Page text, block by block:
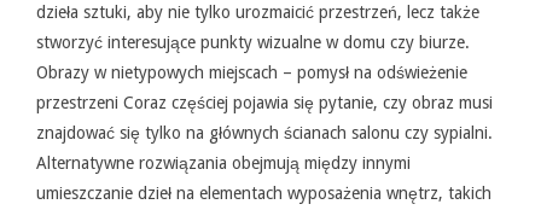
dzieła sztuki, aby nie tylko urozmaicić przestrzeń, lecz także
stworzyć interesujące punkty wizualne w domu czy biurze.
Obrazy w nietypowych miejscach – pomysł na odświeżenie
przestrzeni Coraz częściej pojawia się pytanie, czy obraz musi
znajdować się tylko na głównych ścianach salonu czy sypialni.
Alternatywne rozwiązania obejmują między innymi
umieszczanie dzieł na elementach wyposażenia wnętrz, takich